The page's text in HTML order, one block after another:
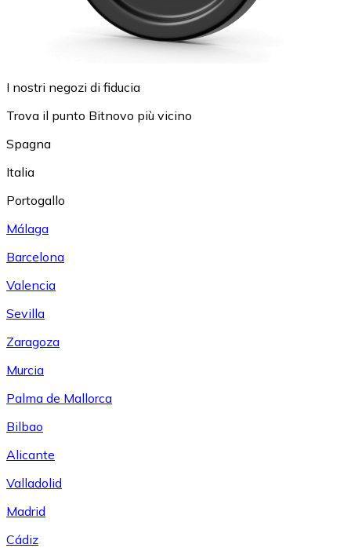
I nostri negozi di fiducia
Trova il punto Bitnovo più vicino
Spagna
Italia
Portogallo
Málaga
Barcelona
Valencia
Sevilla
Zaragoza
Murcia
Palma de Mallorca
Bilbao
Alicante
Valladolid
Madrid
Cádiz